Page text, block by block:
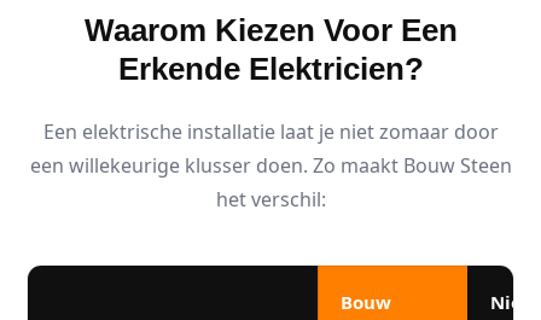
Waarom Kiezen Voor Een
Erkende Elektricien?
Een elektrische installatie laat je niet zomaar door
een willekeurige klusser doen. Zo maakt Bouw Steen
het verschil:
Bouw
Niet-